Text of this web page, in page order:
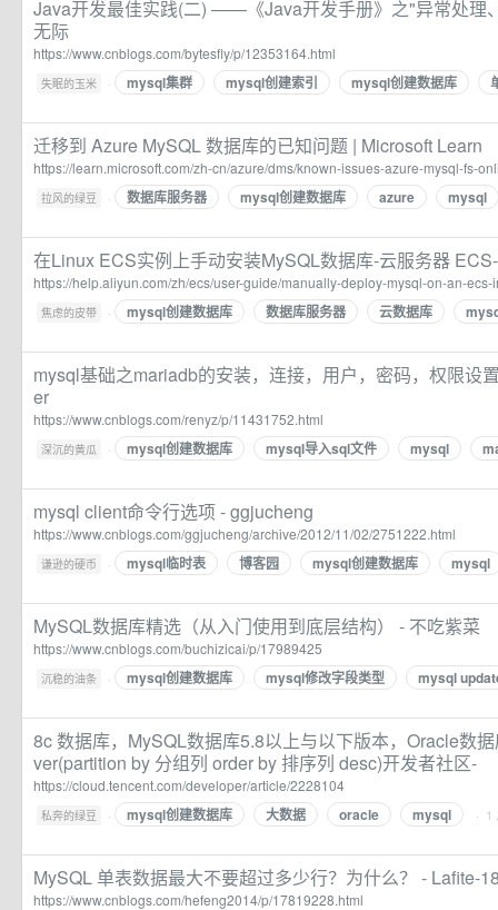
Java开发最佳实践(二) ——《Java开发手册》之"异常处理
无际
https://www.cnblogs.com/bytesfly/p/12353164.html
失眠的玉米 · mysql集群 mysql创建索引 mysql创建数据库
迁移到 Azure MySQL 数据库的已知问题 | Microsoft Learn
https://learn.microsoft.com/zh-cn/azure/dms/known-issues-azure-mysql-fs-
拉风的绿豆 · 数据库服务器 mysql创建数据库 azure mysql
在Linux ECS实例上手动安装MySQL数据库-云服务器
https://help.aliyun.com/zh/ecs/user-guide/manually-deploy-mysql-on-an-
焦虑的皮带 · mysql创建数据库 数据库服务器 云数据库
mysql基础之mariadb的安装，连接，用户，密码，权限设
er
https://www.cnblogs.com/renyz/p/11431752.html
深沉的黄瓜 · mysql创建数据库 mysql导入sql文件 mysql
mysql client命令行选项 - ggjucheng
https://www.cnblogs.com/ggjucheng/archive/2012/11/02/2751222.html
谦逊的硬币 · mysql临时表 博客园 mysql创建数据库 mysql
MySQL数据库精选（从入门使用到底层结构） - 不吃紫菜
https://www.cnblogs.com/buchizicai/p/17989425
沉稳的油条 · mysql创建数据库 mysql修改字段类型 mysql
8c 数据库，MySQL数据库5.8以上与以下版本，Oracle数
ver(partition by 分组列 order by 排序列 desc)开发者社区-
https://cloud.tencent.com/developer/article/2228104
私奔的绿豆 · mysql创建数据库 大数据 oracle mysql · 1
MySQL 单表数据最大不要超过多少行？为什么？ - Lafite-
https://www.cnblogs.com/hefeng2014/p/17819228.html